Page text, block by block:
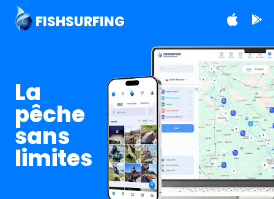
FISHSURFING
La
pêche
sans
limites